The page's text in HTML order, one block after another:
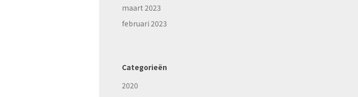
maart 2023
februari 2023
Categorieën
2020